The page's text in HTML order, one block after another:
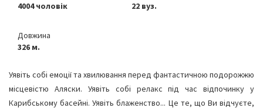
4004 чоловік
22 вуз.
Довжина
326 м.
Уявіть собі емоції та хвилювання перед фантастичною подорожжю
місцевістю Аляски. Уявіть собі релакс під час відпочинку у
Карибському басейні. Уявіть блаженство... Це те, що Ви відчуєте,